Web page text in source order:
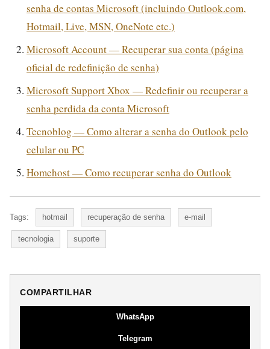
senha de contas Microsoft (incluindo Outlook.com,
Hotmail, Live, MSN, OneNote etc.)
Microsoft Account — Recuperar sua conta (página
oficial de redefinição de senha)
Microsoft Support Xbox — Redefinir ou recuperar a
senha perdida da conta Microsoft
Tecnoblog — Como alterar a senha do Outlook pelo
celular ou PC
Homehost — Como recuperar senha do Outlook
Tags: hotmail recuperação de senha e-mail
tecnologia suporte
COMPARTILHAR
WhatsApp
Telegram